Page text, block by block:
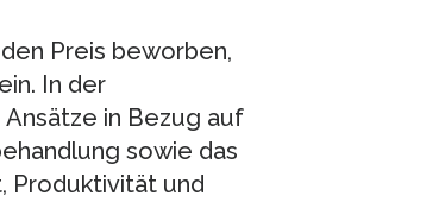
Preis beworben,
In der
in Bezug auf
sowie das
Produktivität und